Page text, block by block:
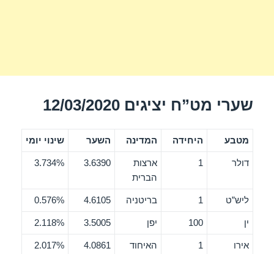
שערי מט”ח יציגים 12/03/2020
מטבע היחידה המדינה השער שינוי יומי
דולר 1
ארצות
הברית
3.6390
3.734%
ליש”ט 1 בריטניה 4.6105
0.576%
ין 100 יפן 3.5005
2.118%
אירו 1
האיחוד
4.0861
2.017%